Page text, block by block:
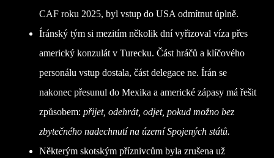
CAF roku 2025, byl vstup do USA odmítnut úplně.
Íránský tým si mezitím několik dní vyřizoval víza přes
americký konzulát v Turecku. Část hráčů a klíčového
personálu vstup dostala, část delegace ne. Írán se
nakonec přesunul do Mexika a americké zápasy má řešit
způsobem: přijet, odehrát, odjet, pokud možno bez
zbytečného nadechnutí na území Spojených států.
Některým skotským příznivcům byla zrušena už